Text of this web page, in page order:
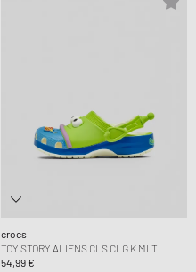
crocs
TOY STORY ALIENS CLS CLG K MLT
54,99 €